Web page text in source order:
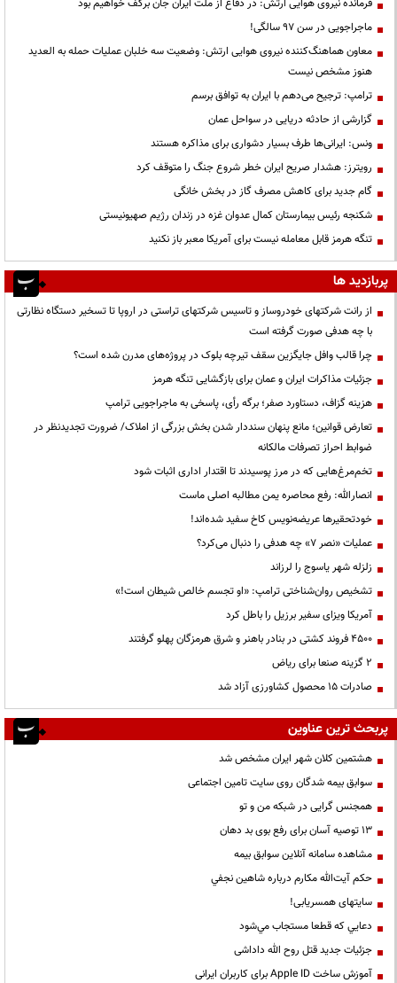
فرمانده نیروی هوایی ارتش: در دفاع از ملت ایران جان برکف خواهیم بود
ماجراجویی در سن ۹۷ سالگی!
معاون هماهنگ‌کننده نیروی هوایی ارتش: وضعیت سه خلبان عملیات حمله به العدید
هنوز مشخص نیست
ترامپ: ترجیح می‌دهم با ایران به توافق برسم
گزارشی از حادثه دریایی در سواحل عمان
ونس: ایرانی‌ها طرف بسیار دشواری برای مذاکره هستند
رویترز: هشدار صریح ایران خطر شروع جنگ را متوقف کرد
گام جدید برای کاهش مصرف گاز در بخش خانگی
شکنجه رئیس بیمارستان کمال عدوان غزه در زندان رژیم صهیونیستی
تنگه هرمز قابل معامله نیست برای آمریکا معبر باز نکنید
پربازدید ها
از رانت‌ شرکتهای خودروساز و تاسیس شرکتهای تراستی در اروپا تا تسخیر دستگاه نظارتی
با چه هدفی صورت گرفته است
چرا قالب وافل جایگزین سقف تیرچه بلوک در پروژه‌های مدرن شده است؟
جزئیات مذاکرات ایران و عمان برای بازگشایی تنگه هرمز
هزینه گزاف، دستاورد صفر؛ برگه رأی، پاسخی به ماجراجویی ترامپ
تعارض قوانین؛ مانع پنهان سنددار شدن بخش بزرگی از املاک/ ضرورت تجدیدنظر در
ضوابط احراز تصرفات مالکانه
تخم‌مرغ‌هایی که در مرز پوسیدند تا اقتدار اداری اثبات شود
انصارالله: رفع محاصره یمن مطالبه اصلی ماست
خودتحقیرها عریضه‌نویس کاخ سفید شده‌اند!
عملیات «نصر ۷» چه هدفی را دنبال می‌کرد؟
زلزله شهر یاسوج را لرزاند
تشخیص روان‌شناختی ترامپ: «او تجسم خالص شیطان است!»
آمریکا ویزای سفیر برزیل را باطل کرد
۴۵۰۰ فروند کشتی در بنادر باهنر و شرق هرمزگان پهلو گرفتند
۲ گزینه صنعا برای ریاض
صادرات ۱۵ محصول کشاورزی آزاد شد
پربحث ترین عناوین
هشتمین کلان شهر ایران مشخص شد
سوابق بیمه شدگان روی سایت تامین اجتماعی
همجنس گرایی در شبکه من و تو
13 توصیه آسان برای رفع بوی بد دهان
مشاهده سامانه آنلاين سوابق بیمه
حكم آيت‌الله مكارم درباره شاهين نجفي
سایتهای همسریابی!
دعايي كه قطعا مستجاب مي‌شود
جزئیات جدید قتل روح الله داداشی
آموزش ساخت Apple ID برای کاربران ایرانی